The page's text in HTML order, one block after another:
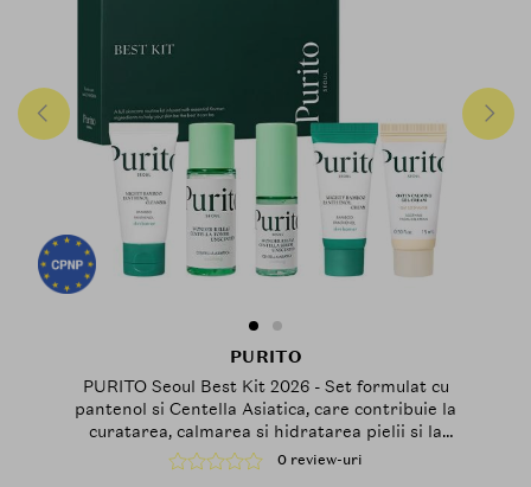
PURITO
PURITO Seoul Best Kit 2026 - Set formulat cu
pantenol si Centella Asiatica, care contribuie la
curatarea, calmarea si hidratarea pielii si la
metinerea barierei naturale a pielii
0 review-uri